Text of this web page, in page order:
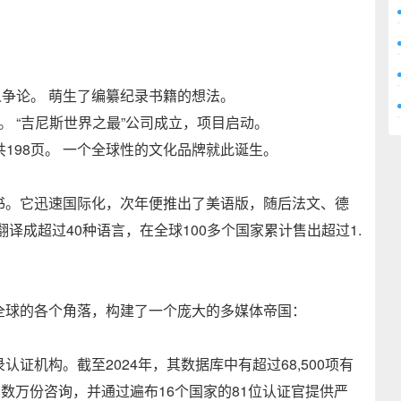
论。 萌生了编纂纪录书籍的想法。
吉尼斯世界之最”公司成立，项目启动。
页。 一个全球性的文化品牌就此诞生。
它迅速国际化，次年便推出了美语版，随后法文、德
成超过40种语言，在全球100多个国家累计售出超过1.
的各个角落，构建了一个庞大的多媒体帝国：
证机构。截至2024年，其数据库中有超过68,500项有
万份咨询，并通过遍布16个国家的81位认证官提供严